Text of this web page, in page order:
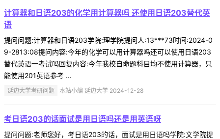
计算器和日语203的化学用计算器吗 还使用日语203替代英
语
提问问题:计算器和日语203学院:理学院提问人:13***73时间:2024-0
9-2813:08提问内容:今年的化学可以用计算器吗还可以使用日语203
替代英语一考试吗回复内容:今年我校自命题科目均不使用计算器，只
能使用201英语参考 ...
延边大学考研问题 本站小编 延边大学 2024-12-28
考日语203的话面试是用日语吗还是用英语呀
提问问题:老师您好，考日语203的话，面试是用日语吗学院:文学院提